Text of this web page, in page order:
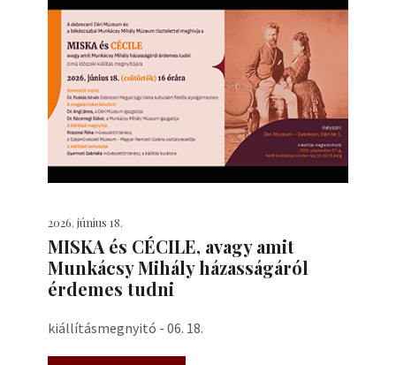
2026. június 18.
MISKA és CÉCILE, avagy amit
Munkácsy Mihály házasságáról
érdemes tudni
kiállításmegnyitó - 06. 18.